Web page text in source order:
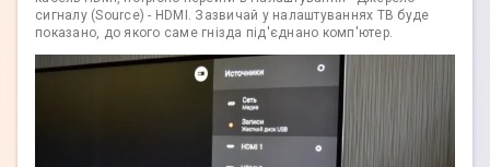
сигналу (Source) - HDMI. Зазвичай у налаштуваннях ТВ буде
показано, до якого саме гнізда під'єднано комп'ютер.